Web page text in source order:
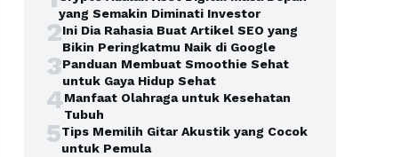
yang Semakin Diminati Investor
2Ini Dia Rahasia Buat Artikel SEO yang
Bikin Peringkatmu Naik di Google
3Panduan Membuat Smoothie Sehat
untuk Gaya Hidup Sehat
4Manfaat Olahraga untuk Kesehatan
Tubuh
5Tips Memilih Gitar Akustik yang Cocok
untuk Pemula